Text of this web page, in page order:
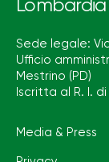
Lombardia
Sede legale:
Ufficio
Mestrino (PD)
Iscritta al R. I.
Media & Press